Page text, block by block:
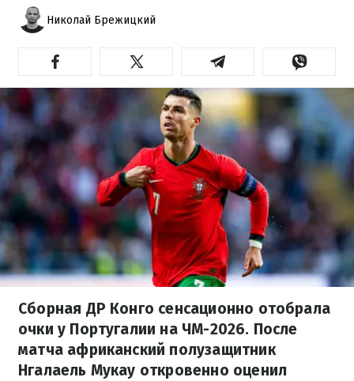
Николай Брежицкий
Сборная ДР Конго сенсационно отобрала
очки у Португалии на ЧМ-2026. После
матча африканский полузащитник
Нгалаель Мукау откровенно оценил